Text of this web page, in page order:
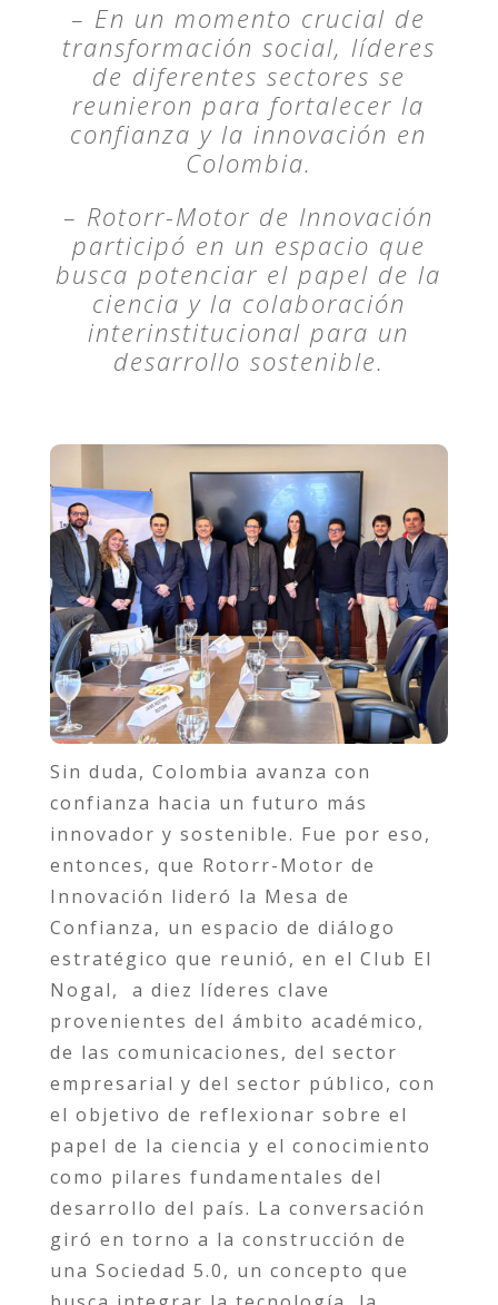
– En un momento crucial de
transformación social, líderes
de diferentes sectores se
reunieron para fortalecer la
confianza y la innovación en
Colombia.
– Rotorr-Motor de Innovación
participó en un espacio que
busca potenciar el papel de la
ciencia y la colaboración
interinstitucional para un
desarrollo sostenible.
Sin duda, Colombia avanza con
confianza hacia un futuro más
innovador y sostenible. Fue por eso,
entonces, que Rotorr-Motor de
Innovación lideró la Mesa de
Confianza, un espacio de diálogo
estratégico que reunió, en el Club El
Nogal, a diez líderes clave
provenientes del ámbito académico,
de las comunicaciones, del sector
empresarial y del sector público, con
el objetivo de reflexionar sobre el
papel de la ciencia y el conocimiento
como pilares fundamentales del
desarrollo del país. La conversación
giró en torno a la construcción de
una Sociedad 5.0, un concepto que